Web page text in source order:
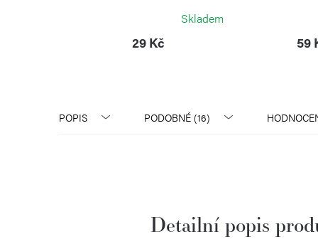
Skladem
29 Kč 59
POPIS PODOBNÉ (16)
Detailní popis